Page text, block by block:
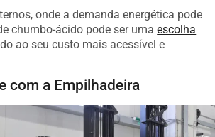
onde a demanda energética pode
chumbo-ácido pode ser uma
escolha
ao seu custo mais acessível e
com a Empilhadeira